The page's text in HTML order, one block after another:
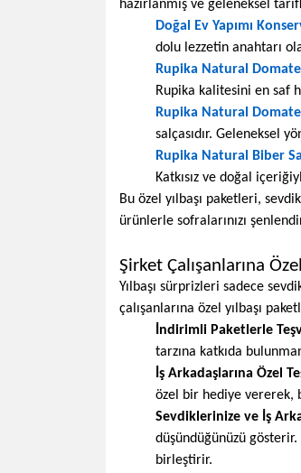
hazırlanmış ve geleneksel
Doğal Ev Yapımı
dolu lezzetin anahtarı
Rupika Natural
Rupika kalitesini en saf
Rupika Natural
salçasıdır. Geleneksel
Rupika Natural Biber
Katkısız ve doğal
Bu özel yılbaşı paketleri,
ürünlerle sofralarınızı
Şirket Çalışanlarına
Yılbaşı sürprizleri sadece
çalışanlarına özel yılbaşı
İndirimli Paketlerle
tarzına katkıda
İş Arkadaşlarına Özel
özel bir hediye vererek,
Sevdiklerinize ve İş
düşündüğünüzü
birleştirir.